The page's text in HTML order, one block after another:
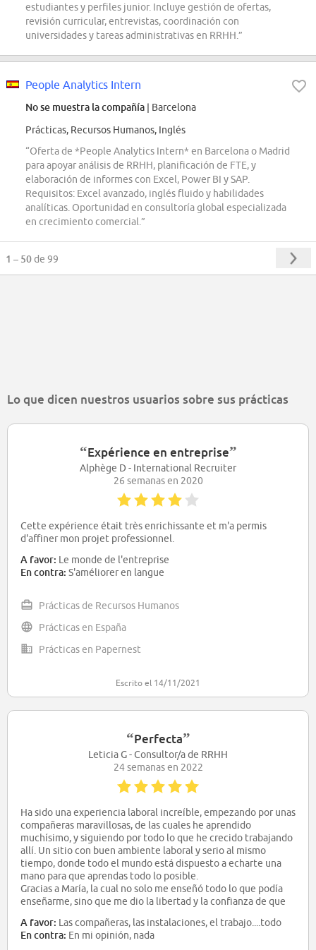
estudiantes y perfiles junior. Incluye gestión de ofertas,
revisión curricular, entrevistas, coordinación con
universidades y tareas administrativas en RRHH.”
People Analytics Intern
No se muestra la compañía | Barcelona
Prácticas, Recursos Humanos, Inglés
“Oferta de *People Analytics Intern* en Barcelona o Madrid
para apoyar análisis de RRHH, planificación de FTE, y
elaboración de informes con Excel, Power BI y SAP.
Requisitos: Excel avanzado, inglés fluido y habilidades
analíticas. Oportunidad en consultoría global especializada
en crecimiento comercial.”
1 – 50de 99
Lo que dicen nuestros usuarios sobre sus prácticas
“Expérience en entreprise”
Alphège D - International Recruiter
26 semanas en 2020
Cette expérience était très enrichissante et m'a permis
d'affiner mon projet professionnel.
A favor: Le monde de l'entreprise
En contra: S'améliorer en langue
Prácticas de Recursos Humanos
Prácticas en España
Prácticas en Papernest
Escrito el 14/11/2021
“Perfecta”
Leticia G - Consultor/a de RRHH
24 semanas en 2022
Ha sido una experiencia laboral increíble, empezando por unas
compañeras maravillosas, de las cuales he aprendido
muchísimo, y siguiendo por todo lo que he crecido trabajando
allí. Un sitio con buen ambiente laboral y serio al mismo
tiempo, donde todo el mundo está dispuesto a echarte una
mano para que aprendas todo lo posible.
Gracias a María, la cual no solo me enseñó todo lo que podía
enseñarme, sino que me dio la libertad y la confianza de que
A favor: Las compañeras, las instalaciones, el trabajo....todo
En contra: En mi opinión, nada